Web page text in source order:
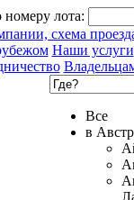
лота:
схема
Наши услуги
Все
в